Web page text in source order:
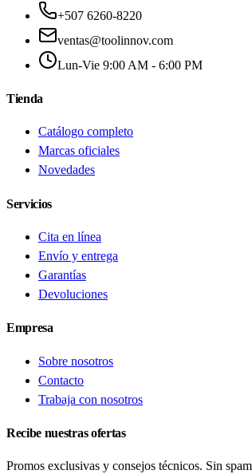
+507 6260-8220
ventas@toolinnov.com
Lun-Vie 9:00 AM - 6:00 PM
Tienda
Catálogo completo
Marcas oficiales
Novedades
Servicios
Cita en línea
Envío y entrega
Garantías
Devoluciones
Empresa
Sobre nosotros
Contacto
Trabaja con nosotros
Recibe nuestras ofertas
Promos exclusivas y consejos técnicos. Sin